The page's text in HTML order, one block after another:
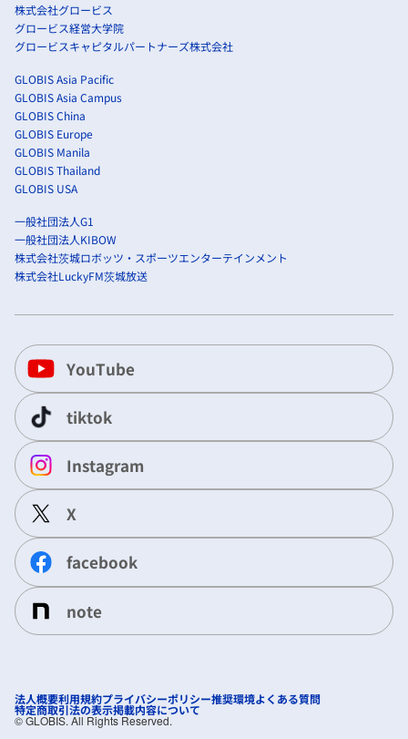
株式会社グロービス
グロービス経営大学院
グロービスキャピタルパートナーズ株式会社
GLOBIS Asia Pacific
GLOBIS Asia Campus
GLOBIS China
GLOBIS Europe
GLOBIS Manila
GLOBIS Thailand
GLOBIS USA
一般社団法人G1
一般社団法人KIBOW
株式会社茨城ロボッツ・スポーツエンターテインメント
株式会社LuckyFM茨城放送
YouTube
tiktok
Instagram
X
facebook
note
法人概要利用規約プライバシーポリシー推奨環境よくある質問
特定商取引法の表示掲載内容について
©︎ GLOBIS. All Rights Reserved.